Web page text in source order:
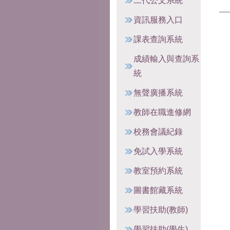
資訊服務入口
課表查詢系統
成績輸入與查詢系
統
無聲廣播系統
教師在職進修網
校務會議紀錄
免試入學系統
教室預約系統
圖書館藏系統
學習扶助(教師)